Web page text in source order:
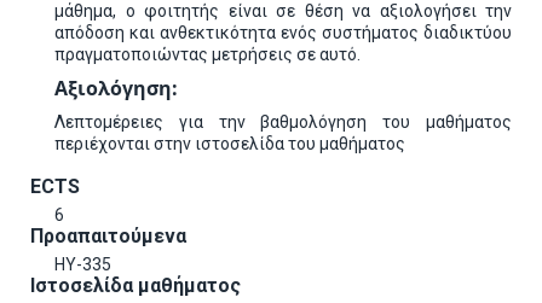
μάθημα, ο φοιτητής είναι σε θέση να αξιολογήσει την
απόδοση και ανθεκτικότητα ενός συστήματος διαδικτύου
πραγματοποιώντας μετρήσεις σε αυτό.
Αξιολόγηση:
Λεπτομέρειες για την βαθμολόγηση του μαθήματος
περιέχονται στην ιστοσελίδα του μαθήματος
ECTS
6
Προαπαιτούμενα
ΗΥ-335
Ιστοσελίδα μαθήματος